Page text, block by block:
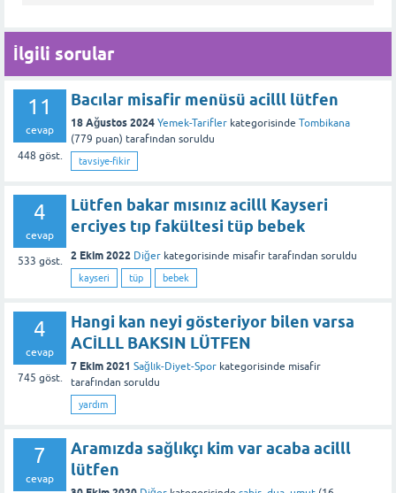
İlgili sorular
11
cevap
448 göst.
Bacılar misafir menüsü acilll lütfen
18 Ağustos 2024 Yemek-Tarifler kategorisinde Tombikana
(779 puan) tarafından soruldu
tavsiye-fikir
4
cevap
533 göst.
Lütfen bakar mısınız acilll Kayseri
erciyes tıp fakültesi tüp bebek
2 Ekim 2022 Diğer kategorisinde misafir tarafından soruldu
kayseri tüp bebek
4
cevap
745 göst.
Hangi kan neyi gösteriyor bilen varsa
ACİLLL BAKSIN LÜTFEN
7 Ekim 2021 Sağlık-Diyet-Spor kategorisinde misafir
tarafından soruldu
yardım
7
cevap
Aramızda sağlıkçı kim var acaba acilll
lütfen